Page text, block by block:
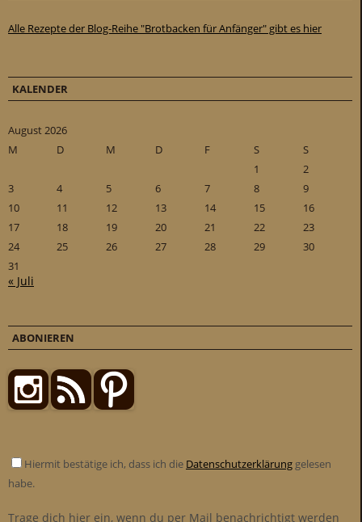
Alle Rezepte der Blog-Reihe "Brotbacken für Anfänger" gibt es hier
KALENDER
August 2026
M
D M D F S
S
1
2
3
4 5 6 7 8
9
10
11 12 13 14 15
16
17
18 19 20 21 22
23
24
25 26 27 28 29
30
31
« Juli
ABONIEREN
Hiermit bestätige ich, dass ich die Datenschutzerklärung gelesen
habe.
Trage dich hier ein, wenn du per Mail benachrichtigt werden